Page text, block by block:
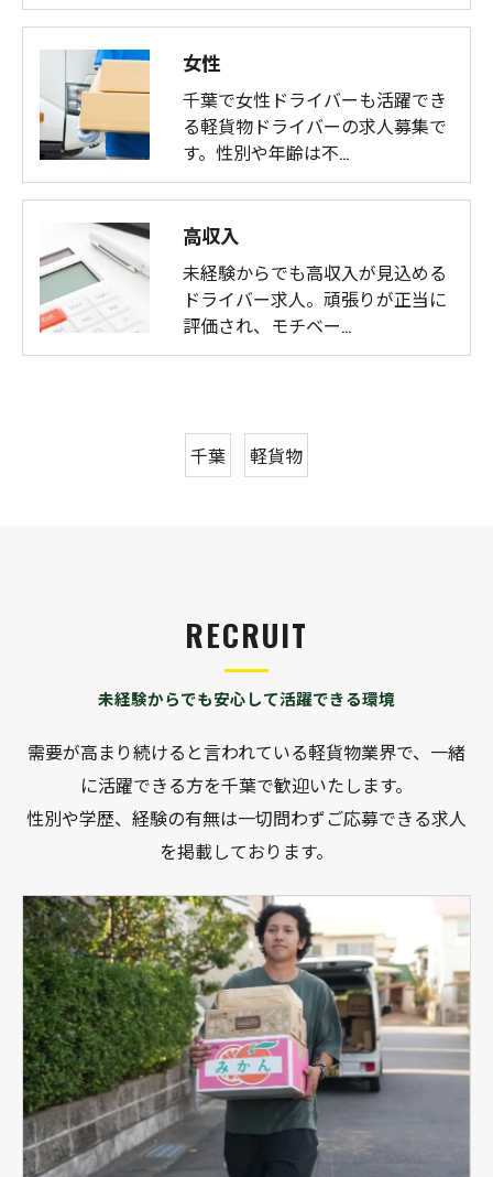
女性
千葉で女性ドライバーも活躍でき
る軽貨物ドライバーの求人募集で
す。性別や年齢は不…
高収入
未経験からでも高収入が見込める
ドライバー求人。頑張りが正当に
評価され、モチベー…
千葉 軽貨物
未経験からでも安心して活躍できる環境
RECRUIT
需要が高まり続けると言われている軽貨物業界で、一緒
に活躍できる方を千葉で歓迎いたします。
性別や学歴、経験の有無は一切問わずご応募できる求人
を掲載しております。